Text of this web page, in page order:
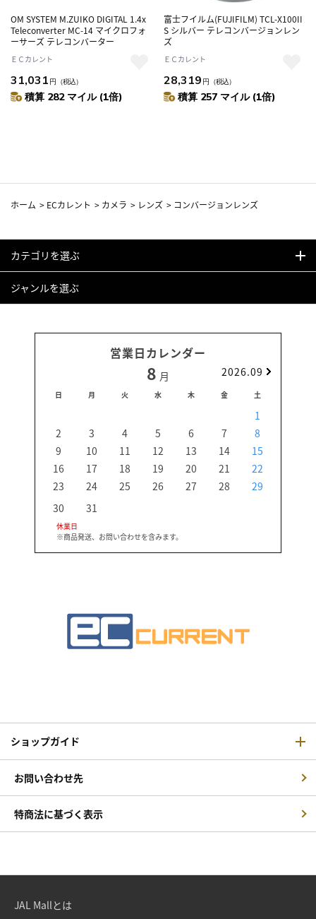
OM SYSTEM M.ZUIKO DIGITAL 1.4x
Teleconverter MC-14 マイクロフォ
ーサーズ テレコンバーター
ＥＣカレント
31,031 円 （税込）
積算 282 マイル (1倍)
富士フイルム(FUJIFILM) TCL-X100II
S シルバー テレコンバージョンレン
ズ
ＥＣカレント
28,319 円 （税込）
積算 257 マイル (1倍)
ホーム > ECカレント > カメラ > レンズ > コンバージョンレンズ
カテゴリを選ぶ
ジャンルを選ぶ
営業日カレンダー
8 月 2026.09
日 月 火 水 木 金 土
1
2
3 4 5 6 7
8
9
10 11 12 13 14
15
16
17 18 19 20 21
22
23
24 25 26 27 28
29
30
31
休業日
※商品発送、お問い合わせを含みます。
ショップガイド
お問い合わせ先
特商法に基づく表示
JAL Mallとは